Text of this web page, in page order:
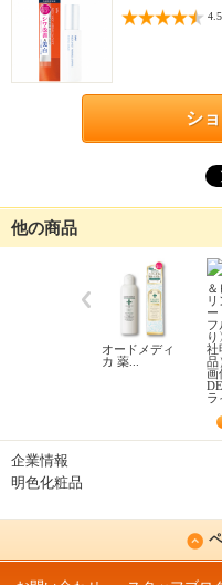
シ
他の商品
オードメディ
カ 薬...
ラ
企業情報
明色化粧品